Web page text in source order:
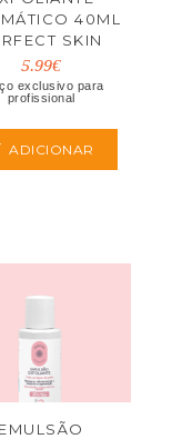
40ML
SKIN
5.99€
exclusivo para
profissional
ADICIONAR
EMULSÃO